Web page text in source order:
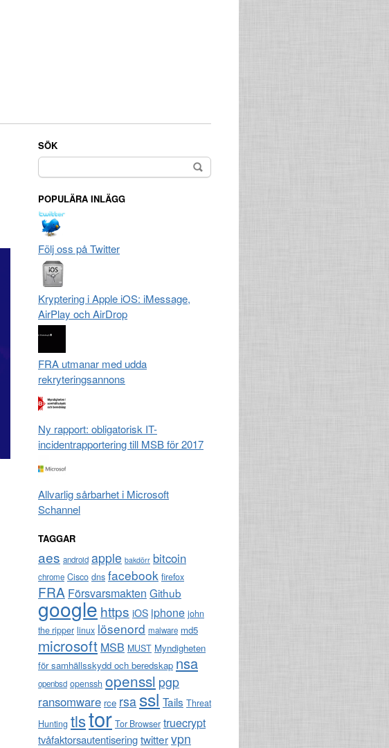
SÖK
Sök
efter:
POPULÄRA INLÄGG
Följ oss på Twitter
Kryptering i Apple iOS: iMessage,
AirPlay och AirDrop
FRA utmanar med udda
rekryteringsannons
Ny rapport: obligatorisk IT-
incidentrapportering till MSB för 2017
Allvarlig sårbarhet i Microsoft
Schannel
TAGGAR
aes android apple bakdörr bitcoin
chrome Cisco dns facebook firefox
FRA Försvarsmakten Github
google https iOS iphone john
the ripper linux lösenord malware md5
microsoft MSB MUST Myndigheten
för samhällsskydd och beredskap nsa
openbsd openssh openssl pgp
ransomware rce rsa ssl Tails Threat
Hunting tlstor Tor Browser truecrypt
tvåfaktorsautentiseringtwittervpn